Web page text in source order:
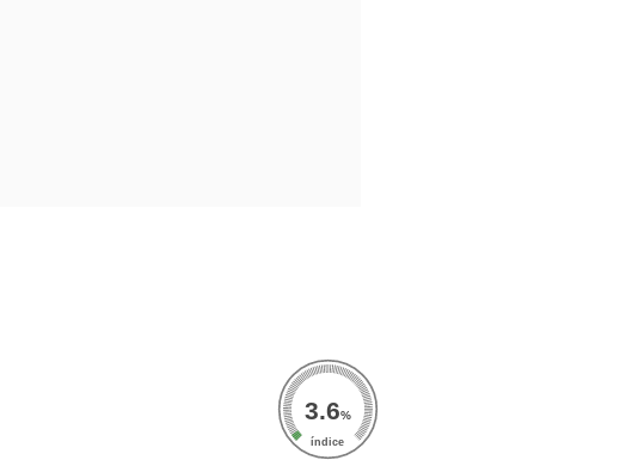
3.6%
índice